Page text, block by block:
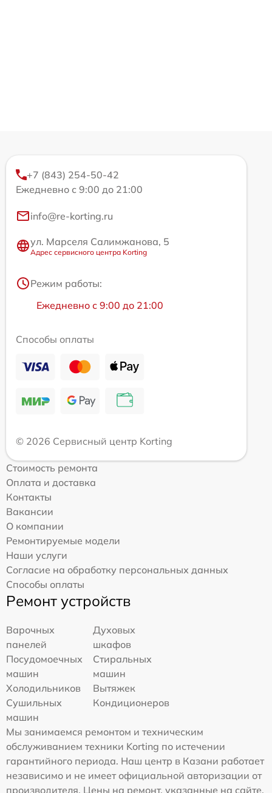
+7 (843) 254-50-42
Ежедневно с 9:00 до 21:00
info@re-korting.ru
ул. Марселя Салимжанова, 5
Адрес сервисного центра Korting
Режим работы:
Ежедневно с 9:00 до 21:00
Способы оплаты
© 2026 Сервисный центр Korting
Стоимость ремонта
Оплата и доставка
Контакты
Вакансии
О компании
Ремонтируемые модели
Наши услуги
Согласие на обработку персональных данных
Способы оплаты
Ремонт устройств
Варочных
панелей
Духовых
шкафов
Посудомоечных
машин
Стиральных
машин
Холодильников
Вытяжек
Сушильных
машин
Кондиционеров
Мы занимаемся ремонтом и техническим
обслуживанием техники Korting по истечении
гарантийного периода. Наш центр в Казани работает
независимо и не имеет официальной авторизации от
производителя. Цены на ремонт, указанные на сайте,